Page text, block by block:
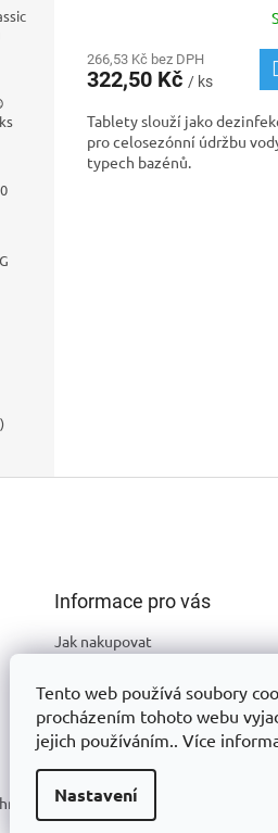
Tento web používá soubory
procházením tohoto webu
jejich používáním.. Více
Nastavení
produktu
je
z
5
hvězdiček.
266,53 Kč bez DPH
322,50 Kč / ks
Tablety slouží jako
pro celosezónní údržbu
typech bazénů.
Informace pro vás
Jak nakupovat
Podmínky ochrany osobních
údajů
práva vyhrazena.